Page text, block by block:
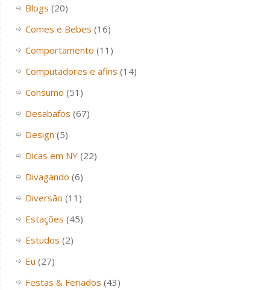
Blogs (20)
Comes e Bebes (16)
Comportamento (11)
Computadores e afins (14)
Consumo (51)
Desabafos (67)
Design (5)
Dicas em NY(22)
Divagando (6)
Diversão (11)
Estações (45)
Estudos (2)
Eu (27)
Festas & Feriados (43)